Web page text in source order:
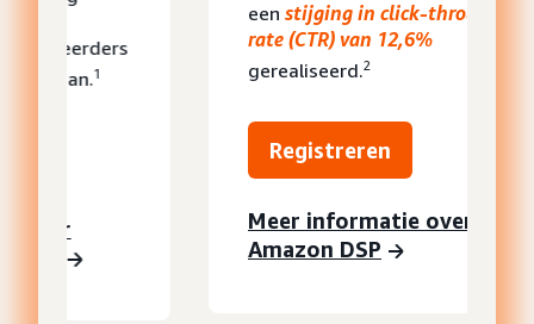
stijging in click-through
rate (CTR) van 12,6%
Meer informatie over
Amazon DSP